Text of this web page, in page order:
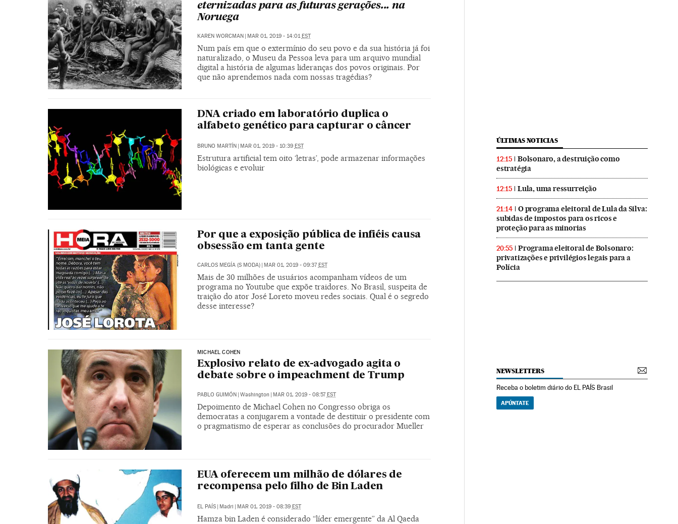
eternizadas para as futuras gerações... na
Noruega
KAREN WORCMAN | MAR 01, 2019 - 14:01 EST
Num país em que o extermínio do seu povo e da sua história já foi
naturalizado, o Museu da Pessoa leva para um arquivo mundial
digital a história de algumas lideranças dos povos originais. Por
que não aprendemos nada com nossas tragédias?
DNA criado em laboratório duplica o
alfabeto genético para capturar o câncer
BRUNO MARTÍN | MAR 01, 2019 - 10:39 EST
Estrutura artificial tem oito ‘letras’, pode armazenar informações
biológicas e evoluir
Por que a exposição pública de infiéis causa
obsessão em tanta gente
CARLOS MEGÍA (S MODA) MAR 01, 2019 - 09:37 EST
Mais de 30 milhões de usuários acompanham vídeos de um
programa no Youtube que expõe traidores. No Brasil, suspeita de
traição do ator José Loreto moveu redes sociais. Qual é o segredo
desse interesse?
MICHAEL COHEN
Explosivo relato de ex-advogado agita o
debate sobre o impeachment de Trump
PABLO GUIMÓN | Washington | MAR 01, 2019 - 08:57EST
Depoimento de Michael Cohen no Congresso obriga os
democratas a conjugarem a vontade de destituir o presidente com
o pragmatismo de esperar as conclusões do procurador Mueller
EUA oferecem um milhão de dólares de
recompensa pelo filho de Bin Laden
EL PAÍS Madri MAR 01, 2019 - 08:39 EST
Hamza bin Laden é considerado “líder emergente” da Al Qaeda
ÚLTIMAS NOTICIAS
12:15
Bolsonaro, a destruição como
estratégia
12:15 Lula, uma ressurreição
21:14
O programa eleitoral de Lula da Silva:
subidas de impostos para os ricos e
proteção para as minorias
20:55
Programa eleitoral de Bolsonaro:
privatizações e privilégios legais para a
Polícia
NEWSLETTERS
Receba o boletim diário do EL PAÍS Brasil
APÚNTATE